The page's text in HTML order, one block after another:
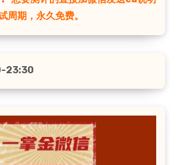
周期，永久免费。
23:30